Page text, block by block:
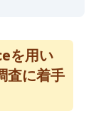
を用い
査に着手